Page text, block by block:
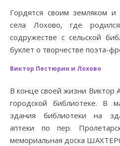
Гордятся своим земляком
села Лохово, где
содружестве с сельской
буклет о творчестве поэта-
Виктор Пестюрин и Лохово
В конце своей жизни Виктор
городской библиотеке. В
здания библиотеки на
аптеки по пер.
мемориальная доска